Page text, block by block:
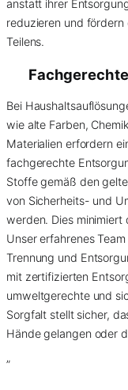
anstatt ihrer
reduzieren und
Teilens.
Bei
wie alte Farben,
Materialien erfordern
fachgerechte
Stoffe gemäß den
von Sicherheits- und
werden. Dies minimiert
Unser erfahrenes
Trennung und
mit zertifizierten
umweltgerechte und
Sorgfalt stellt sicher,
Hände gelangen oder
”